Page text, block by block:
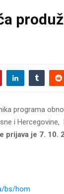
programa
i
prijava je 7. 10.
bs/hom